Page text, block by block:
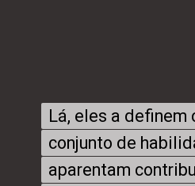
Lá, eles a definem
conjunto de
aparentam
Lá, eles a definem
conjunto de
aparentam